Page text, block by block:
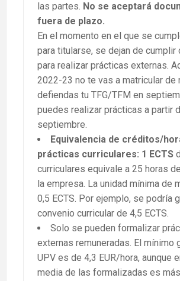
las partes. No se aceptará
fuera de plazo.
En el momento en el que se
para titularse, se dejan de cumplir
para realizar prácticas externas.
2022-23 no te vas a matricular de
defiendas tu TFG/TFM en
puedes realizar prácticas a partir
septiembre.
Equivalencia de créditos/
prácticas curriculares: 1 ECTS
curriculares equivale a 25 horas
la empresa. La unidad mínima de
0,5 ECTS. Por ejemplo, se podría
convenio curricular de 4,5 ECTS.
Solo se pueden formalizar
externas remuneradas. El mínimo
UPV es de 4,3 EUR/hora, aunque
media de las formalizadas es